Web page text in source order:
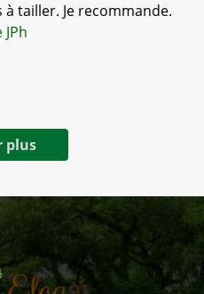
tailler. Je recommande.
JPh
plus